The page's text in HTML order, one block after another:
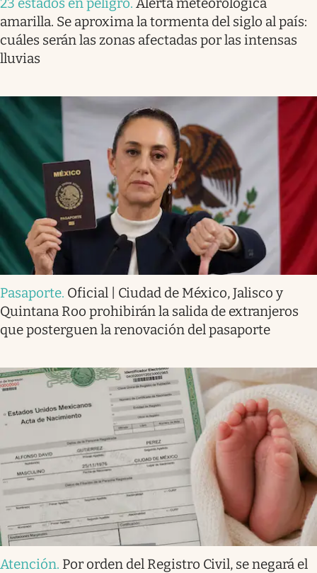
23 estados en peligro. Alerta meteorológica
amarilla. Se aproxima la tormenta del siglo al país:
cuáles serán las zonas afectadas por las intensas
lluvias
Pasaporte. Oficial | Ciudad de México, Jalisco y
Quintana Roo prohibirán la salida de extranjeros
que posterguen la renovación del pasaporte
Atención. Por orden del Registro Civil, se negará el